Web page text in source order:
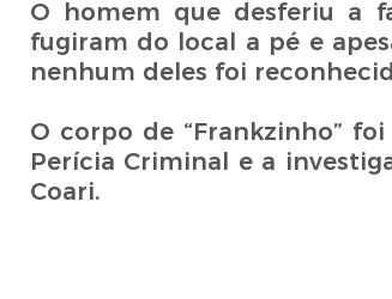
O homem que desferiu a
fugiram do local a pé e
nenhum deles foi
O corpo de “Frankzinho”
Perícia Criminal e a
Coari.